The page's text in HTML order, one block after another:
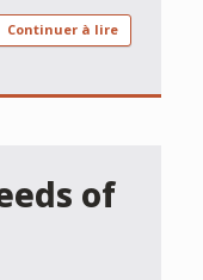
Continuer à lire
of